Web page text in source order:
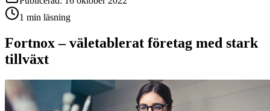
1 min läsning
Fortnox – väletablerat företag med stark
tillväxt